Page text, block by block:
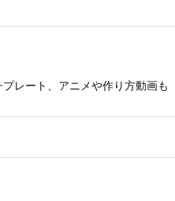
レート、アニメや作り方動画も